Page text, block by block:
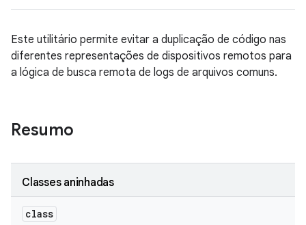
Este utilitário permite evitar a duplicação de código nas
diferentes representações de dispositivos remotos para
a lógica de busca remota de logs de arquivos comuns.
Resumo
Classes aninhadas
class